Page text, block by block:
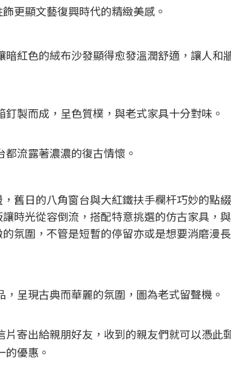
更顯文藝復興時代的精緻美感。
紅色的絨布沙發顯得愈發溫潤舒適，讓人和
製而成，呈色質樸，與老式家具十分對味。
流露著濃濃的復古情懷。
舊日的八角窗台與大紅鐵扶手欄杆巧妙的點
時光從容倒流，搭配特意挑選的仿古家具，
氛圍，不管是短暫的停留亦或是想要消磨漫
呈現古典而華麗的氛圍，圖為老式留聲機。
寄出給親朋好友，收到的親友們就可以憑此
優惠。